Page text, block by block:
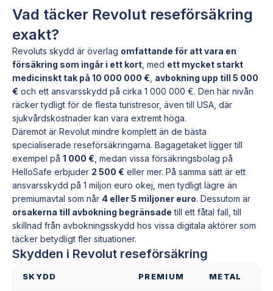
Vad täcker Revolut reseförsäkring
exakt?
Revoluts skydd är överlag omfattande för att vara en
försäkring som ingår i ett kort , med ett mycket starkt
medicinskt tak på 10 000 000 € avbokning upp till 5 000
€ och ett ansvarsskydd på cirka 1 000 000 €. Den här nivån
räcker tydligt för de flesta turistresor, även till USA, där
sjukvårdskostnader kan vara extremt höga.
Däremot är Revolut mindre komplett än de bästa
specialiserade reseförsäkringarna. Bagagetaket ligger till
exempel på 1 000 € , medan vissa försäkringsbolag på
HelloSafe erbjuder 2 500 € eller mer. På samma sätt är ett
ansvarsskydd på 1 miljon euro okej, men tydligt lägre än
premiumavtal som når 4 eller 5 miljoner euro. Dessutom är
orsakerna till avbokning begränsade till ett fåtal fall, till
skillnad från avbokningsskydd hos vissa digitala aktörer som
täcker betydligt fler situationer.
Skydden i Revolut reseförsäkring
SKYDD PREMIUM METAL